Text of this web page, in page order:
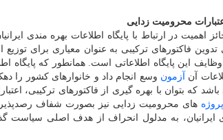
محرومیت زدایی
اهمیت در ارتباط با پایگاه اطلاعات بهره مندی
فاکتورهای ترکیبی به عنوان معیاری برای
این پایگاه اطلاعاتی است. همانطور که پایگاه
آن
آزمون وسع انجام داد و خانوارهای کشور را
که بتوان با بهره گیری از فاکتورهای ترکیبی،
پروژه های محرومیت زدایی نیز بصورت شفاف